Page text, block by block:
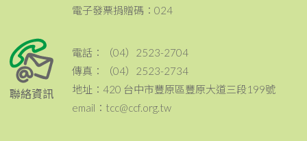
電子發票捐贈碼：024
聯絡資訊
電話：（04）2523-2704
傳真：（04）2523-2734
地址：420 台中市豐原區豐原大道三段199號
email：tcc@ccf.org.tw